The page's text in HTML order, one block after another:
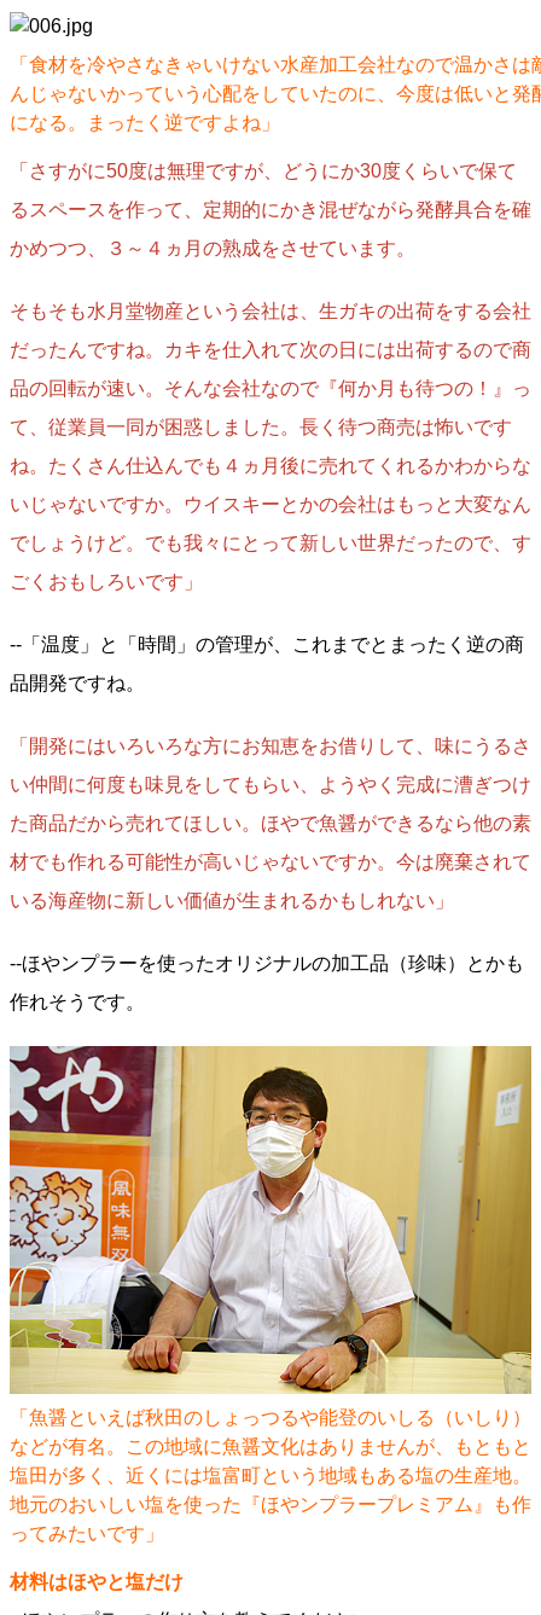
「食材を冷やさなきゃいけない水産加工会社なので温かさ
んじゃないかっていう心配をしていたのに、今度は低いと
になる。まったく逆ですよね」
「さすがに50度は無理ですが、どうにか30度くらいで保て
るスペースを作って、定期的にかき混ぜながら発酵具合を確
かめつつ、３～４ヵ月の熟成をさせています。
そもそも水月堂物産という会社は、生ガキの出荷をする会社
だったんですね。カキを仕入れて次の日には出荷するので商
品の回転が速い。そんな会社なので『何か月も待つの！』っ
て、従業員一同が困惑しました。長く待つ商売は怖いです
ね。たくさん仕込んでも４ヵ月後に売れてくれるかわからな
いじゃないですか。ウイスキーとかの会社はもっと大変なん
でしょうけど。でも我々にとって新しい世界だったので、す
ごくおもしろいです」
--「温度」と「時間」の管理が、これまでとまったく逆の商
品開発ですね。
「開発にはいろいろな方にお知恵をお借りして、味にうるさ
い仲間に何度も味見をしてもらい、ようやく完成に漕ぎつけ
た商品だから売れてほしい。ほやで魚醤ができるなら他の素
材でも作れる可能性が高いじゃないですか。今は廃棄されて
いる海産物に新しい価値が生まれるかもしれない」
--ほやンプラーを使ったオリジナルの加工品（珍味）とかも
作れそうです。
「魚醤といえば秋田のしょっつるや能登のいしる（いしり）
などが有名。この地域に魚醤文化はありませんが、もともと
塩田が多く、近くには塩富町という地域もある塩の生産地。
地元のおいしい塩を使った『ほやンプラープレミアム』も作
ってみたいです」
材料はほやと塩だけ